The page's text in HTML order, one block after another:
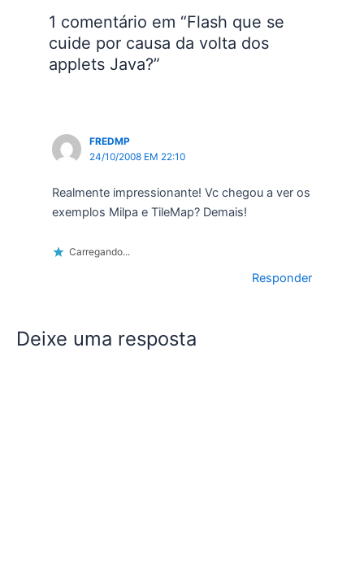
necessário definir…
1 comentário em “Flash que se
cuide por causa da volta dos
applets Java?”
FREDMP
24/10/2008 EM 22:10
Realmente impressionante! Vc chegou a ver os
exemplos Milpa e TileMap? Demais!
Carregando...
Responder
Deixe uma resposta